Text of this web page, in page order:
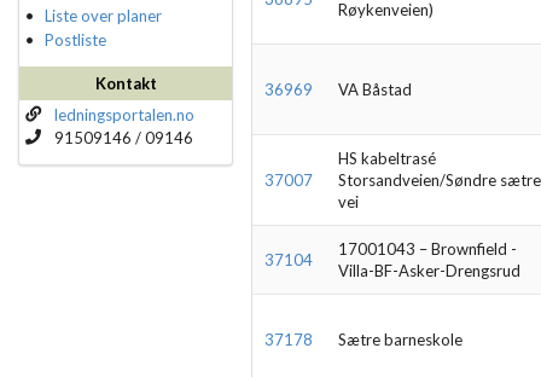
Liste over planer
Postliste
Kontakt
ledningsportalen.no
91509146 / 09146
Røykenveien)
36969 VA Båstad
37007
HS kabeltrasé
Storsandveien/Søndre sætre
vei
37104
17001043 – Brownfield -
Villa-BF-Asker-Drengsrud
37178 Sætre barneskole